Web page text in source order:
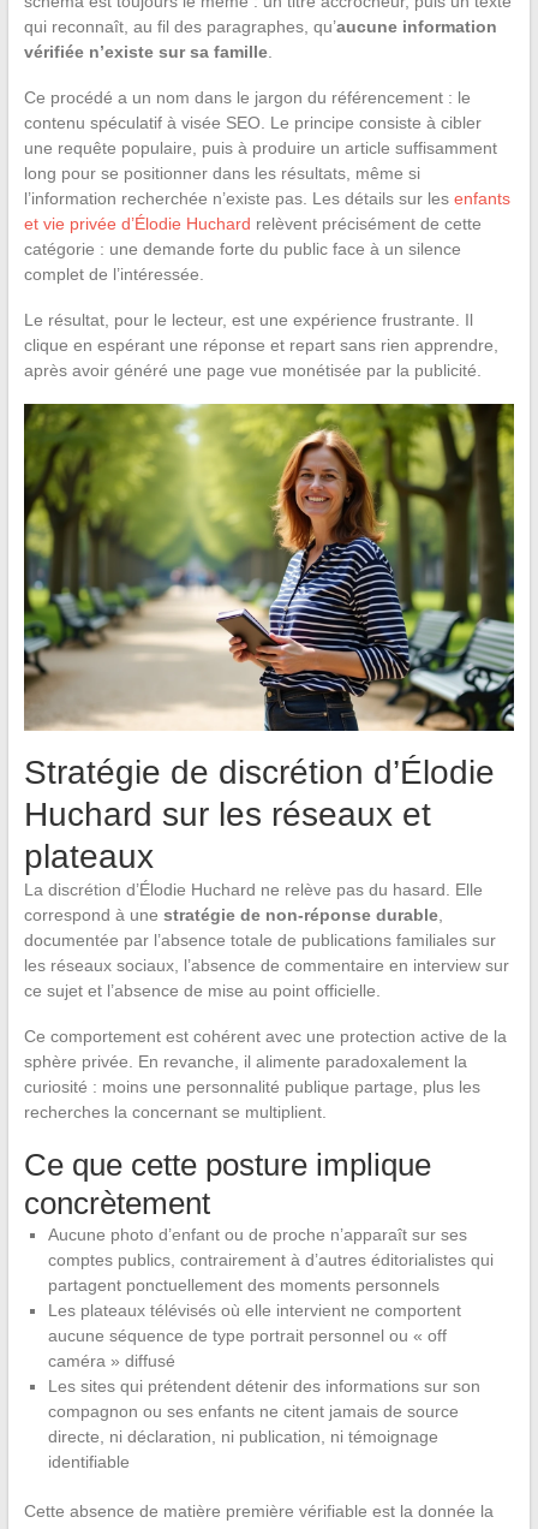
qui reconnaît, au fil des paragraphes, qu’aucune information
vérifiée n’existe sur sa famille.
Ce procédé a un nom dans le jargon du référencement : le
contenu spéculatif à visée SEO. Le principe consiste à cibler
une requête populaire, puis à produire un article suffisamment
long pour se positionner dans les résultats, même si
l’information recherchée n’existe pas. Les détails sur les enfants
et vie privée d’Élodie Huchard relèvent précisément de cette
catégorie : une demande forte du public face à un silence
complet de l’intéressée.
Le résultat, pour le lecteur, est une expérience frustrante. Il
clique en espérant une réponse et repart sans rien apprendre,
après avoir généré une page vue monétisée par la publicité.
Stratégie de discrétion d’Élodie
Huchard sur les réseaux et
plateaux
La discrétion d’Élodie Huchard ne relève pas du hasard. Elle
correspond à une stratégie de non-réponse durable,
documentée par l’absence totale de publications familiales sur
les réseaux sociaux, l’absence de commentaire en interview sur
ce sujet et l’absence de mise au point officielle.
Ce comportement est cohérent avec une protection active de la
sphère privée. En revanche, il alimente paradoxalement la
curiosité : moins une personnalité publique partage, plus les
recherches la concernant se multiplient.
Ce que cette posture implique
concrètement
Aucune photo d’enfant ou de proche n’apparaît sur ses
comptes publics, contrairement à d’autres éditorialistes qui
partagent ponctuellement des moments personnels
Les plateaux télévisés où elle intervient ne comportent
aucune séquence de type portrait personnel ou « off
caméra » diffusé
Les sites qui prétendent détenir des informations sur son
compagnon ou ses enfants ne citent jamais de source
directe, ni déclaration, ni publication, ni témoignage
identifiable
Cette absence de matière première vérifiable est la donnée la